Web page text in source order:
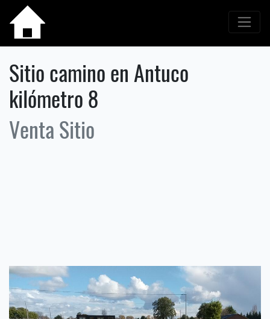
Sitio camino en Antuco
kilómetro 8
Venta Sitio